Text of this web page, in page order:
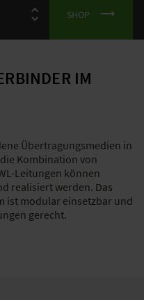
SHOP
IM
Übertragungsmedien in
Kombination von
Leitungen können
realisiert werden. Das
ist modular einsetzbar und
gerecht.